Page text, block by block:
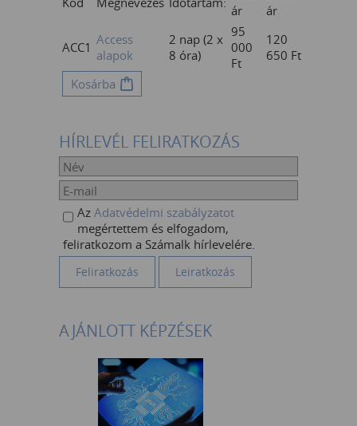
ár
ár
ACC1 Access
alapok
2 nap (2 x
8 óra)
95
000
Ft
120
650 Ft
Kosárba
HÍRLEVÉL FELIRATKOZÁS
Az Adatvédelmi szabályzatot
megértettem és elfogadom,
feliratkozom a Számalk hírlevelére.
AJÁNLOTT KÉPZÉSEK